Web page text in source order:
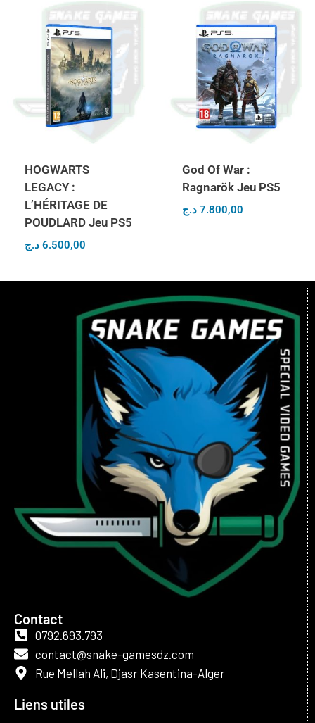
HOGWARTS
LEGACY :
L’HÉRITAGE DE
POUDLARD Jeu PS5
6.500,00 د.ج
God Of War :
Ragnarök Jeu PS5
7.800,00 د.ج
Contact
0792.693.793
contact@snake-gamesdz.com
Rue Mellah Ali, Djasr Kasentina-Alger
Liens utiles